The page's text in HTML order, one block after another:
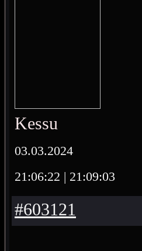
Kessu
03.03.2024
21:06:22 | 21:09:03
#603121